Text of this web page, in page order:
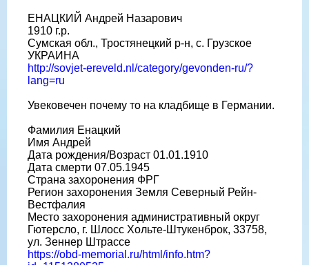
ЕНАЦКИЙ Андрей Назарович
1910 г.р.
Сумская обл., Тростянецкий р-н, с. Грузское
УКРАИНА
http://sovjet-ereveld.nl/category/gevonden-ru/?
lang=ru
Увековечен почему то на кладбище в Германии.
Фамилия Енацкий
Имя Андрей
Дата рождения/Возраст 01.01.1910
Дата смерти 07.05.1945
Страна захоронения ФРГ
Регион захоронения Земля Северный Рейн-
Вестфалия
Место захоронения административный округ
Гютерсло, г. Шлосс Хольте-Штукенброк, 33758,
ул. Зеннер Штрассе
https://obd-memorial.ru/html/info.htm?